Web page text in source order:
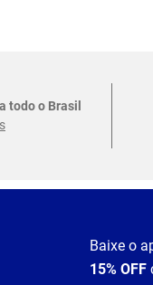
todo o Brasil
Baixe o
15% OFF